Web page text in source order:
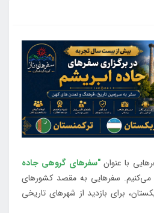
"سفرهای گروهی جاده
می‌کنیم. سفرهایی به مقصد کشورهای
برای بازدید از شهرهای تاریخی